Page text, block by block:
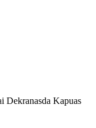
Dekranasda Kapuas